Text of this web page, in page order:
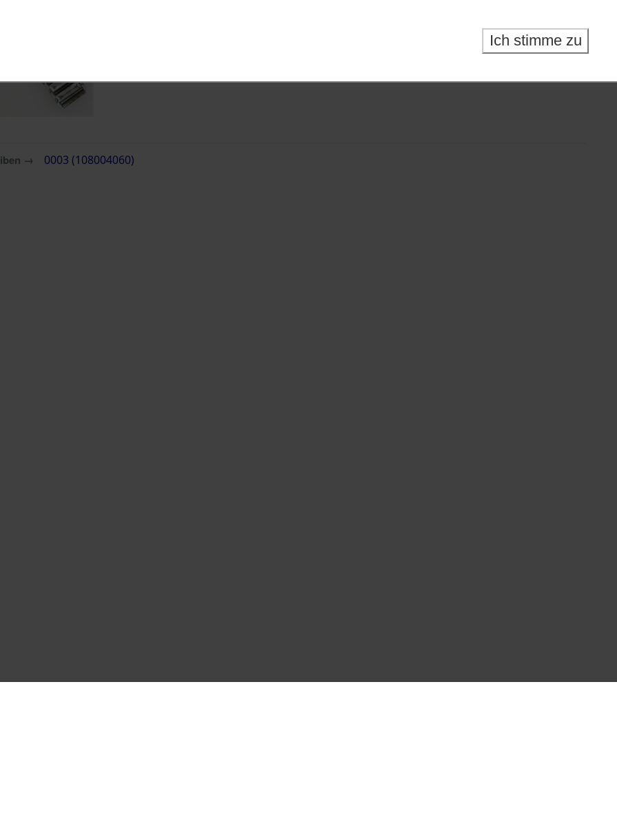
→ 0003 (108004060)
Ich stimme zu